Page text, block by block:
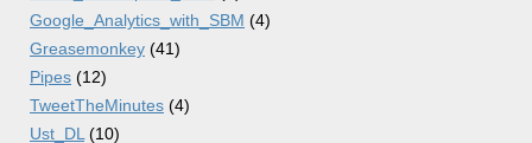
Google_Analytics_with_SBM (4)
Greasemonkey (41)
Pipes (12)
TweetTheMinutes (4)
Ust_DL (10)